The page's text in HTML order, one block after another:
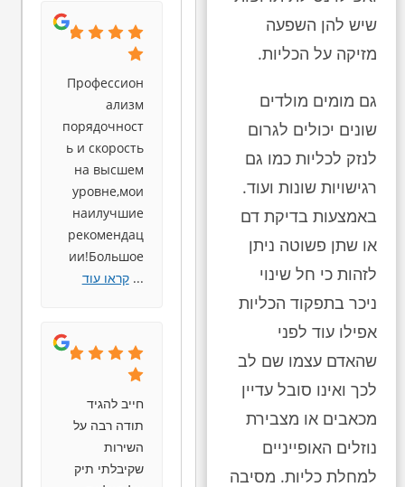
שיש להן השפעה
מזיקה על הכליות.
גם מומים מולדים
שונים יכולים לגרום
לנזק לכליות כמו גם
רגישויות שונות ועוד.
באמצעות בדיקת דם
או שתן פשוטה ניתן
לזהות כי חל שינוי
ניכר בתפקוד הכליות
אפילו עוד לפני
שהאדם עצמו שם לב
לכך ואינו סובל עדיין
מכאבים או מצבירת
נוזלים האופייניים
למחלת כליות. מסיבה
Профессион
ализм
порядочност
ь и скорость
на высшем
уровне,мои
наилучшие
рекомендац
ии!Большое
...קראו עוד
חייב להגיד
תודה רבה על
השירות
שקיבלתי תיק